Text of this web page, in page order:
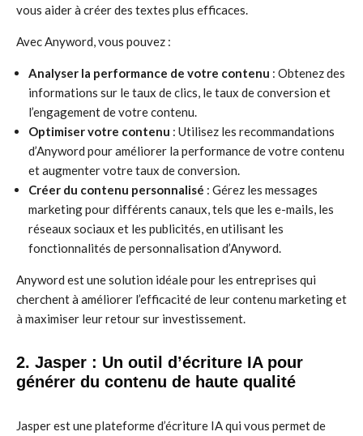
vous aider à créer des textes plus efficaces.
Avec Anyword, vous pouvez :
Analyser la performance de votre contenu : Obtenez des
informations sur le taux de clics, le taux de conversion et
l’engagement de votre contenu.
Optimiser votre contenu : Utilisez les recommandations
d’Anyword pour améliorer la performance de votre contenu
et augmenter votre taux de conversion.
Créer du contenu personnalisé : Gérez les messages
marketing pour différents canaux, tels que les e-mails, les
réseaux sociaux et les publicités, en utilisant les
fonctionnalités de personnalisation d’Anyword.
Anyword est une solution idéale pour les entreprises qui
cherchent à améliorer l’efficacité de leur contenu marketing et
à maximiser leur retour sur investissement.
2. Jasper : Un outil d’écriture IA pour
générer du contenu de haute qualité
Jasper est une plateforme d’écriture IA qui vous permet de